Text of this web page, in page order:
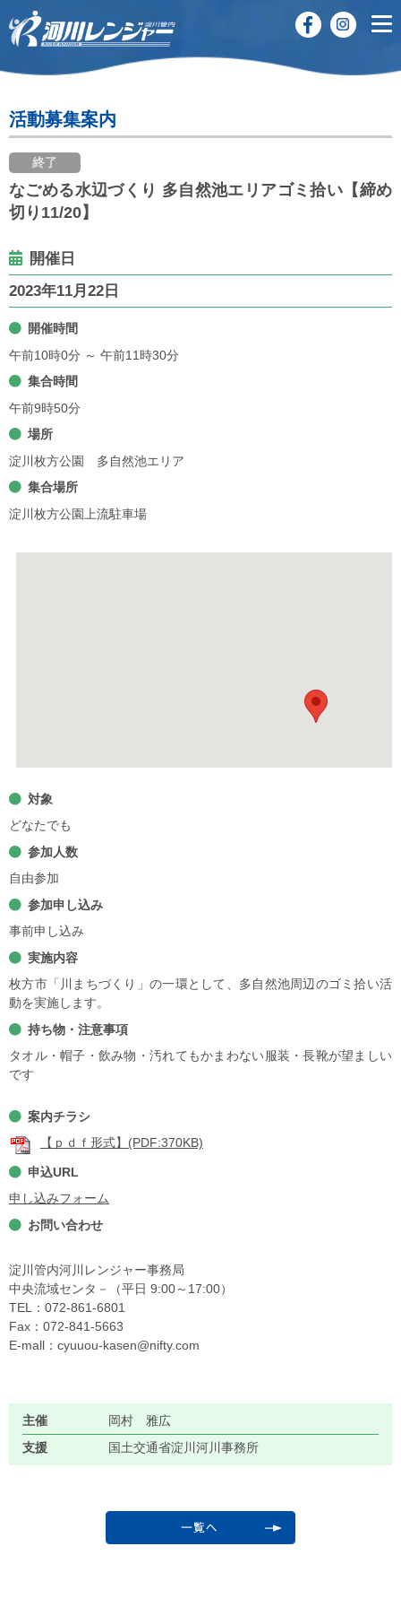
活動募集案内
終了
なごめる水辺づくり 多自然池エリアゴミ拾い【締め
切り11/20】
開催日
2023年11月22日
開催時間
午前10時0分 ～ 午前11時30分
集合時間
午前9時50分
場所
淀川枚方公園 多自然池エリア
集合場所
淀川枚方公園上流駐車場
対象
どなたでも
参加人数
自由参加
参加申し込み
事前申し込み
実施内容
枚方市「川まちづくり」の一環として、多自然池周辺のゴミ拾い活
動を実施します。
持ち物・注意事項
タオル・帽子・飲み物・汚れてもかまわない服装・長靴が望ましい
です
案内チラシ
【ｐｄｆ形式】(PDF:370KB)
申込URL
申し込みフォーム
お問い合わせ
淀川管内河川レンジャー事務局
中央流域センタ－（平日 9:00～17:00）
TEL：072-861-6801
Fax：072-841-5663
E-mall：cyuuou-kasen@nifty.com
主催
岡村 雅広
支援
国土交通省淀川河川事務所